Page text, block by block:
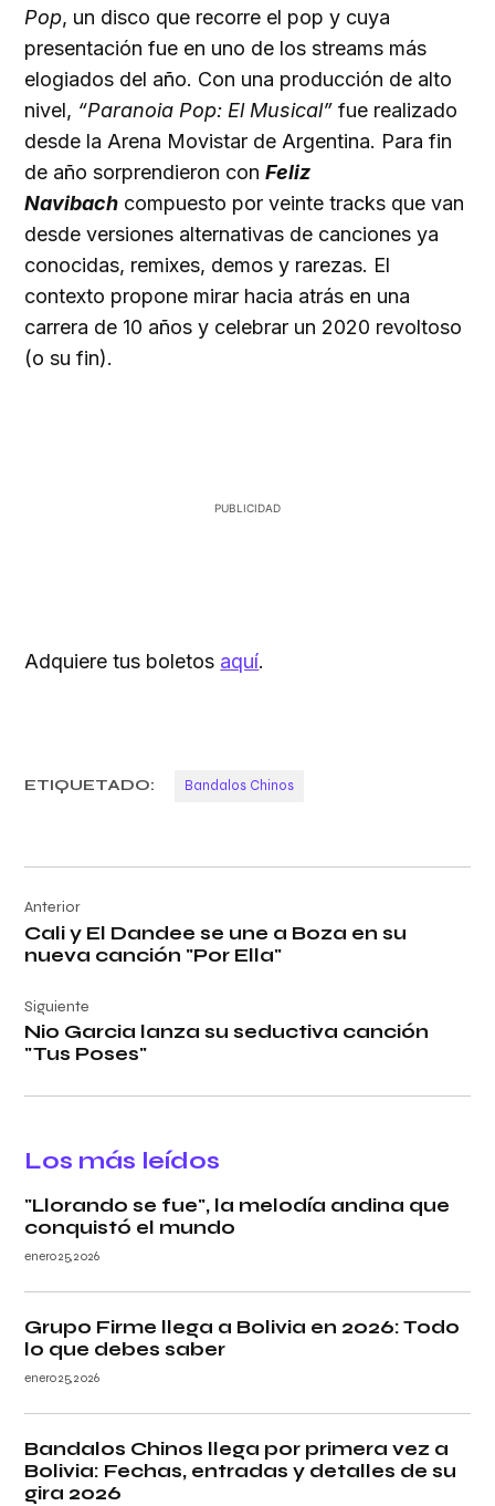
Pop, un disco que recorre el pop y cuya
presentación fue en uno de los streams más
elogiados del año. Con una producción de alto
nivel, “Paranoia Pop: El Musical”fue realizado
desde la Arena Movistar de Argentina. Para fin
de año sorprendieron conFeliz
Navibach compuesto por veinte tracks que van
desde versiones alternativas de canciones ya
conocidas, remixes, demos y rarezas. El
contexto propone mirar hacia atrás en una
carrera de 10 años y celebrar un 2020 revoltoso
(o su fin).
Adquiere tus boletos aquí.
ETIQUETADO: Bandalos Chinos
de
entradas
Anterior
Cali y El Dandee se une a Boza en su
nueva canción "Por Ella"
Siguiente
Nio Garcia lanza su seductiva canción
"Tus Poses"
Los más leídos
"Llorando se fue", la melodía andina que
conquistó el mundo
enero 25, 2026
Grupo Firme llega a Bolivia en 2026: Todo
lo que debes saber
enero 25, 2026
Bandalos Chinos llega por primera vez a
Bolivia: Fechas, entradas y detalles de su
gira 2026